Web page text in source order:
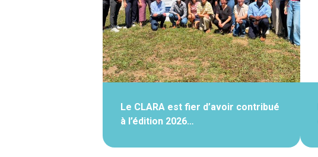
Le CLARA est fier d’avoir contribué
à l’édition 2026…